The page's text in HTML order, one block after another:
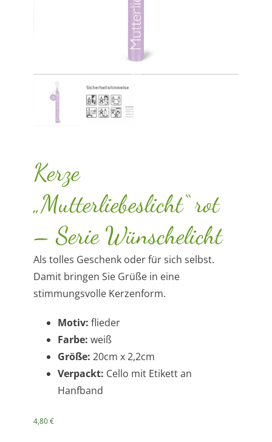
Kerze
„Mutterliebeslicht“ rot
– Serie Wünschelicht
Als tolles Geschenk oder für sich selbst.
Damit bringen Sie Grüße in eine
stimmungsvolle Kerzenform.
Motiv: flieder
Farbe: weiß
Größe: 20cm x 2,2cm
Verpackt: Cello mit Etikett an
Hanfband
4,80€